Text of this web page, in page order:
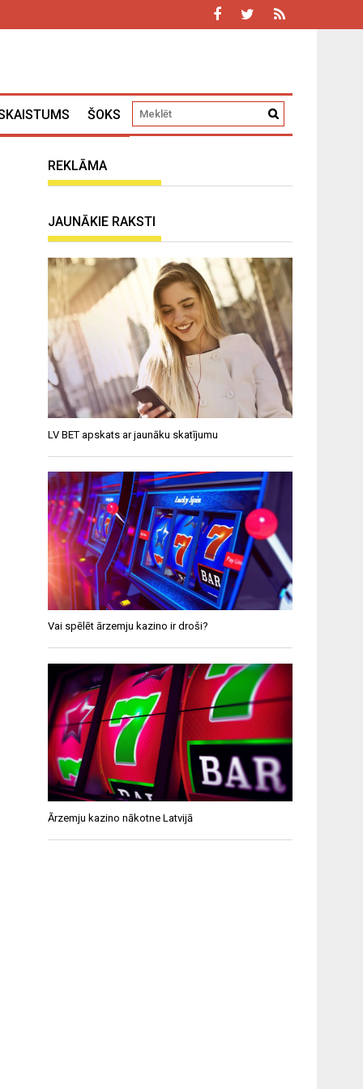
ŠOKS
REKLĀMA
JAUNĀKIE RAKSTI
LV BET apskats ar jaunāku skatījumu
Vai spēlēt ārzemju kazino ir droši?
Ārzemju kazino nākotne Latvijā